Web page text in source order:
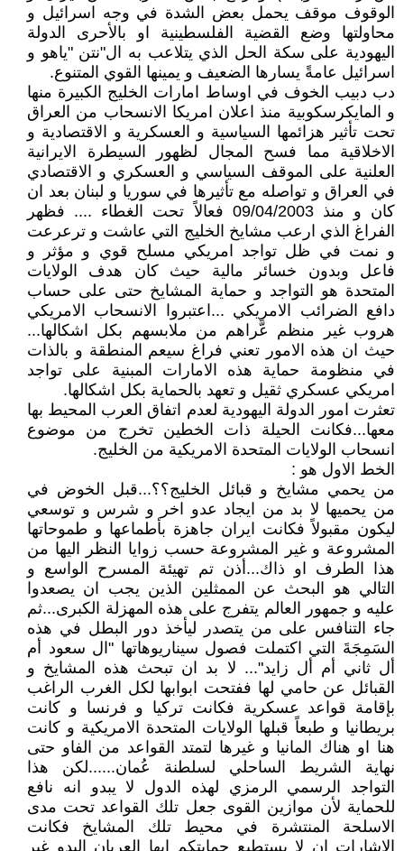
الوقوف موقف يحمل بعض الشدة في وجه اسرائيل و
محاولتها وضع القضية الفلسطينية او بالأحرى الدولة
اليهودية على سكة الحل الذي يتلاعب به ال"نتن "ياهو و
اسرائيل عامةً يسارها الضعيف و يمينها القوي المتنوع.
دب دبيب الخوف في اوساط امارات الخليج الكبيرة منها
و المايكرسكوبية منذ اعلان امريكا الانسحاب من العراق
تحت تأثير هزائمها السياسية و العسكرية و الاقتصادية و
الاخلاقية مما فسح المجال لظهور السيطرة الايرانية
العلنية على الموقف السياسي و العسكري و الاقتصادي
في العراق و تواصله مع تأثيرها في سوريا و لبنان بعد ان
كان و منذ 09/04/2003 فعالاً تحت الغطاء .... فظهر
الفراغ الذي ارعب مشايخ الخليج التي عاشت و ترعرعت
و نمت في ظل تواجد امريكي مسلح قوي و مؤثر و
فاعل وبدون خسائر مالية حيث كان هدف الولايات
المتحدة هو التواجد و حماية المشايخ حتى على حساب
دافع الضرائب الامريكي ...اعتبروا الانسحاب الامريكي
هروب غير منظم عَّراهم من ملابسهم بكل اشكالها...
حيث ان هذه الامور تعني فراغ سيعم المنطقة و بالذات
في منظومة حماية هذه الامارات المبنية على تواجد
امريكي عسكري ثقيل و تعهد بالحماية بكل اشكالها.
تعثرت امور الدولة اليهودية لعدم اتفاق العرب المحيط بها
معها...فكانت الحيلة ذات الخطين تخرج من موضوع
انسحاب الولايات المتحدة الامريكية من الخليج.
الخط الاول هو :
من يحمي مشايخ و قبائل الخليج؟؟...قبل الخوض في
من يحميها لا بد من ايجاد عدو اخر و شرس و توسعي
ليكون مقبولاً فكانت ايران جاهزة بأطماعها و طموحاتها
المشروعة و غير المشروعة حسب زوايا النظر اليها من
هذا الطرف او ذاك...أذن تم تهيئة المسرح الواسع و
التالي هو البحث عن الممثلين الذين يجب ان يصعدوا
عليه و جمهور العالم يتفرج على هذه المهزلة الكبرى...ثم
جاء التنافس على من يتصدر ليأخذ دور البطل في هذه
السَمِجَةَ التي اكتملت فصول سيناريوهاتها "ال سعود أم
أل ثاني أم أل زايد"... لا بد ان تبحث هذه المشايخ و
القبائل عن حامي لها ففتحت ابوابها لكل الغرب الراغب
بإقامة قواعد عسكرية فكانت تركيا و فرنسا و كانت
بريطانيا و طبعاً قبلها الولايات المتحدة الامريكية و كانت
هنا او هناك المانيا و غيرها لتمتد القواعد من الفاو حتى
نهاية الشريط الساحلي لسلطنة عُمان......لكن هذا
التواجد الرسمي الرمزي لهذه الدول لا يبدو انه نافع
للحماية لأن موازين القوى جعل تلك القواعد تحت مدى
الاسلحة المنتشرة في محيط تلك المشايخ فكانت
الاشارات ان لا يستطيع حمايتكم ايها العربان البدو غير